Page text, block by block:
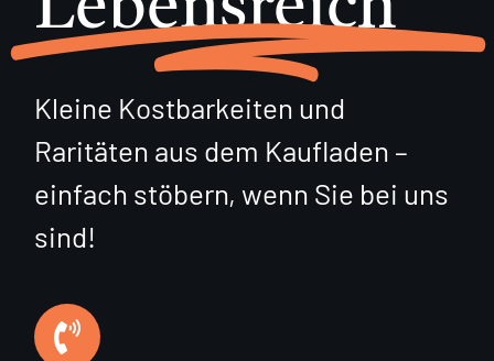
Kleine Kostbarkeiten und
Raritäten aus dem Kaufladen –
einfach stöbern, wenn Sie bei uns
sind!